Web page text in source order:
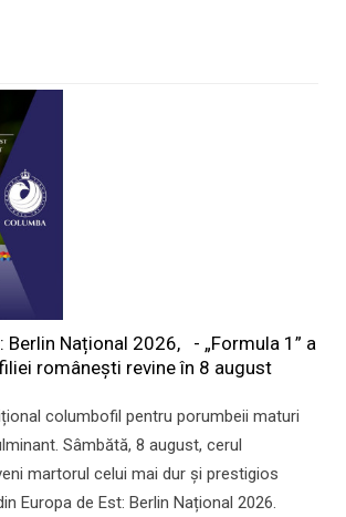
Berlin Național 2026, - „Formula 1” a
româneşti revine în 8 august
columbofil pentru porumbeii maturi
Sâmbătă, 8 august, cerul
martorul celui mai dur și prestigios
Europa de Est: Berlin Național 2026.